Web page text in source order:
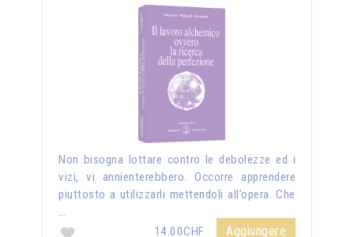
Non bisogna lottare contro le debolezze ed i
vizi, vi annienterebbero. Occorre apprendere
piuttosto a utilizzarli mettendoli all’opera. Che
…
14.00CHF
Aggiungere